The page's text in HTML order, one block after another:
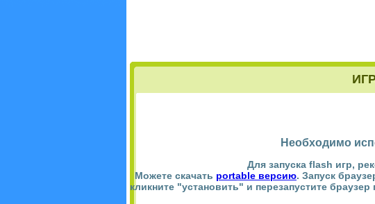
Необходимо
Для запуска flash игр,
Можете скачать portable версию. Запуск
кликните "установить" и перезапустите браузер